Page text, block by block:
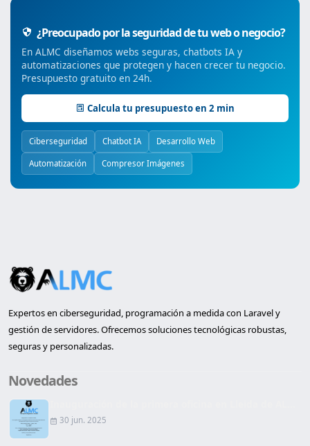
¿Preocupado por la seguridad de tu web o negocio?
En ALMC diseñamos webs seguras, chatbots IA y
automatizaciones que protegen y hacen crecer tu negocio.
Presupuesto gratuito en 24h.
Calcula tu presupuesto en 2 min
Ciberseguridad Chatbot IA Desarrollo Web
Automatización Compresor Imágenes
Expertos en ciberseguridad, programación a medida con Laravel y
gestión de servidores. Ofrecemos soluciones tecnológicas robustas,
seguras y personalizadas.
Novedades
30 jun. 2025